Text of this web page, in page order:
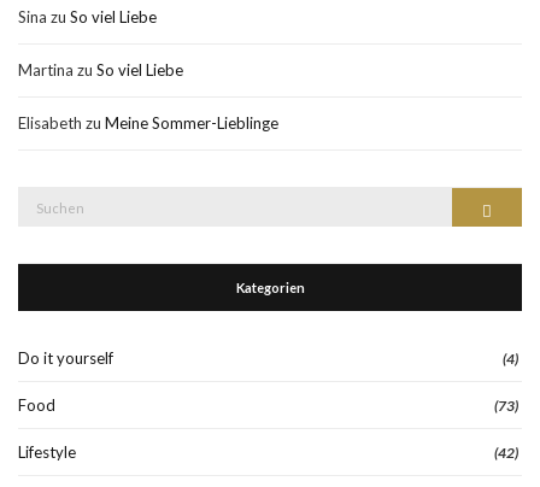
Sina zu So viel Liebe
Martina zu So viel Liebe
Elisabeth zu Meine Sommer-Lieblinge
Kategorien
Do it yourself (4)
Food (73)
Lifestyle (42)